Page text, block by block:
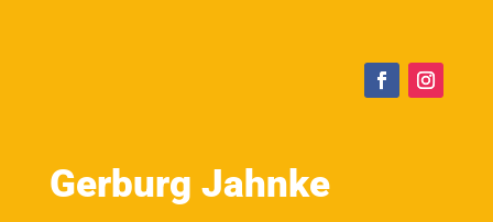
Gerburg Jahnke